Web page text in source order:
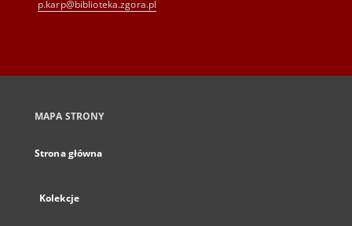
p.karp@biblioteka.zgora.pl
MAPA STRONY
Strona główna
Kolekcje